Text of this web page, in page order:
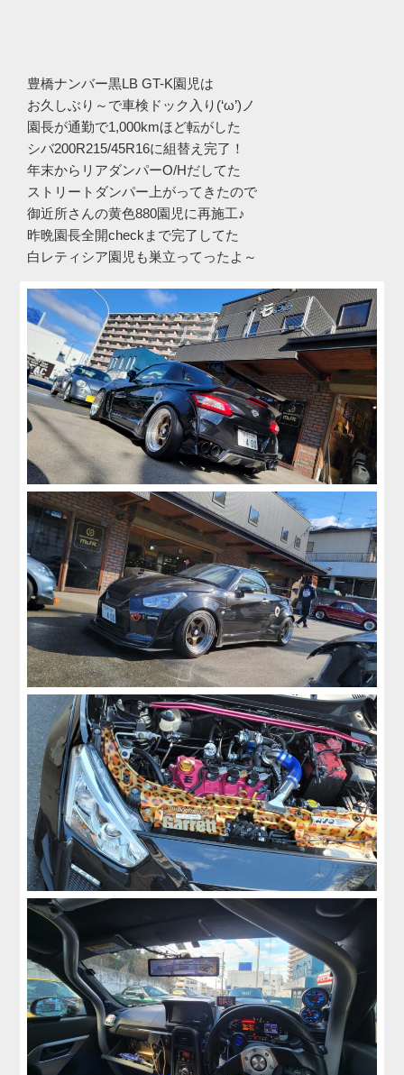
豊橋ナンバー黒LB GT-K園児は
お久しぶり～で車検ドック入り(‘ω’)ノ
園長が通勤で1,000kmほど転がした
シバ200R215/45R16に組替え完了！
年末からリアダンパーO/Hだしてた
ストリートダンパー上がってきたので
御近所さんの黄色880園児に再施工♪
昨晩園長全開checkまで完了してた
白レティシア園児も巣立ってったよ～